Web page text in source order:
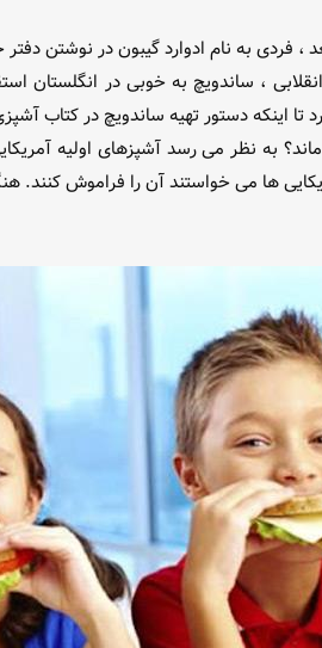
، فردی به نام ادوارد گیبون در نوشتن
، ساندویچ به خوبی در انگلستان
دستور تهیه ساندویچ در کتاب آشپزی آمریکایی
به نظر می رسد آشپزهای اولیه
ها می خواستند آن را فراموش